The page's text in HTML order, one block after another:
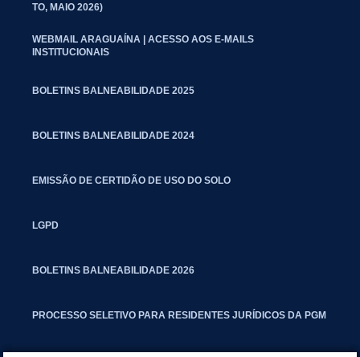
TO, MAIO 2026)
WEBMAIL ARAGUAÍNA | ACESSO AOS E-MAILS
INSTITUCIONAIS
BOLETINS BALNEABILIDADE 2025
BOLETINS BALNEABILIDADE 2024
EMISSÃO DE CERTIDÃO DE USO DO SOLO
LGPD
BOLETINS BALNEABILIDADE 2026
PROCESSO SELETIVO PARA RESIDENTES JURÍDICOS DA PGM